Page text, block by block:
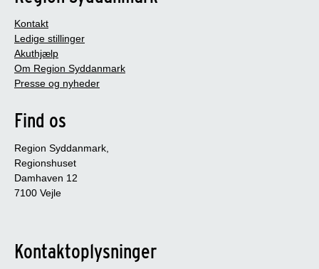
Kontakt
Ledige stillinger
Akuthjælp
Om Region Syddanmark
Presse og nyheder
Find os
Region Syddanmark,
Regionshuset
Damhaven 12
7100 Vejle
Kontaktoplysninger